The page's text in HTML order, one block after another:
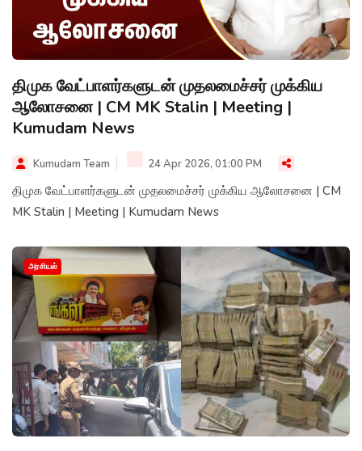
திமுக வேட்பாளர்களுடன் முதலமைச்சர் முக்கிய
ஆலோசனை | CM MK Stalin | Meeting |
Kumudam News
Kumudam Team 24 Apr 2026, 01:00 PM
திமுக வேட்பாளர்களுடன் முதலமைச்சர் முக்கிய ஆலோசனை | CM
MK Stalin | Meeting | Kumudam News
அரசியல்